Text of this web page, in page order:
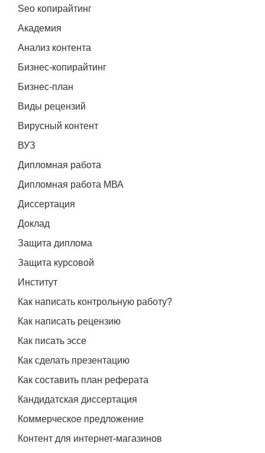
Seo копирайтинг
Академия
Анализ контента
Бизнес-копирайтинг
Бизнес-план
Виды рецензий
Вирусный контент
ВУЗ
Дипломная работа
Дипломная работа МВА
Диссертация
Доклад
Защита диплома
Защита курсовой
Институт
Как написать контрольную работу?
Как написать рецензию
Как писать эссе
Как сделать презентацию
Как составить план реферата
Кандидатская диссертация
Коммерческое предложение
Контент для интернет-магазинов